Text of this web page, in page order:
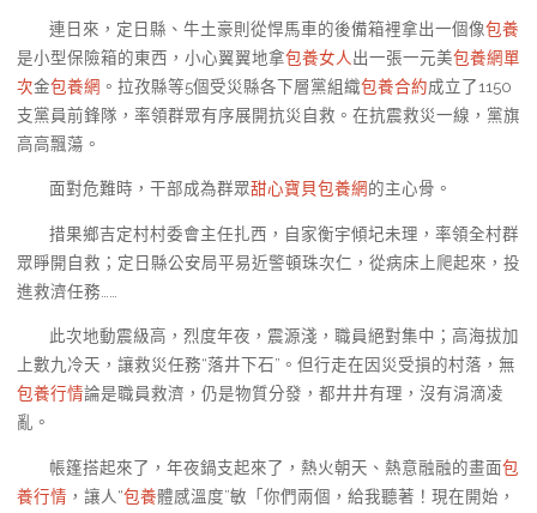
連日來，定日縣、牛土豪則從悍馬車的後備箱裡拿出一個像包養
是小型保險箱的東西，小心翼翼地拿包養女人 出一張一元美包養網單
次金包養網 。拉孜縣等5個受災縣各下層黨組織包養合約成立了1150
支黨員前鋒隊，率領群眾有序展開抗災自救。在抗震救災一線，黨旗
高高飄蕩。
面對危難時，干部成為群眾甜心寶貝包養網的主心骨。
措果鄉吉定村村委會主任扎西，自家衡宇傾圮未理，率領全村群
眾睜開自救；定日縣公安局平易近警頓珠次仁，從病床上爬起來，投
進救濟任務……
此次地動震級高，烈度年夜，震源淺，職員絕對集中；高海拔加
上數九冷天，讓救災任務“落井下石”。但行走在因災受損的村落，無
包養行情論是職員救濟，仍是物質分發，都井井有理，沒有涓滴凌
亂。
帳篷搭起來了，年夜鍋支起來了，熱火朝天、熱意融融的畫面包
養行情 ，讓人“包養體感溫度”敏「你們兩個，給我聽著！現在開始，